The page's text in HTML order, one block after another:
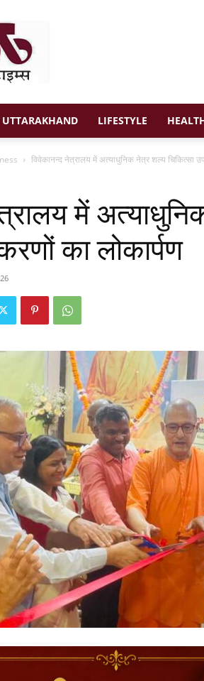
UTTARAKHAND LIFESTYLE
विवेकानन्द नेत्रालय में अत्याधुनिक नेत्र शल्य चिकित्सा
में
का लोकार्पण